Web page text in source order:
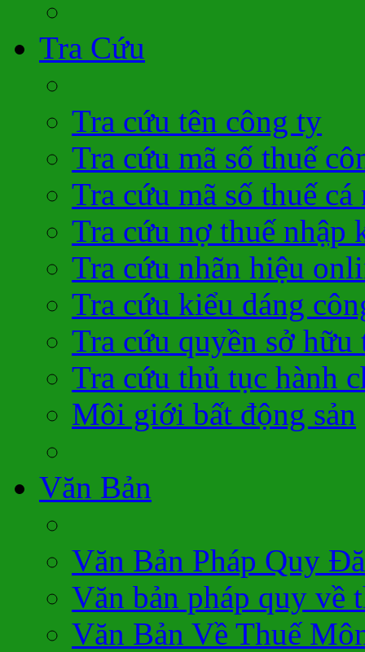
Tra Cứu
Tra cứu tên công ty
Tra cứu mã số thuế
Tra cứu mã số thuế cá
Tra cứu nợ thuế nhập
Tra cứu nhãn hiệu
Tra cứu kiểu dáng
Tra cứu quyền sở hữu
Tra cứu thủ tục hành
Môi giới bất động sản
Văn Bản
Văn Bản Pháp Quy
Văn bản pháp quy về
Văn Bản Về Thuế